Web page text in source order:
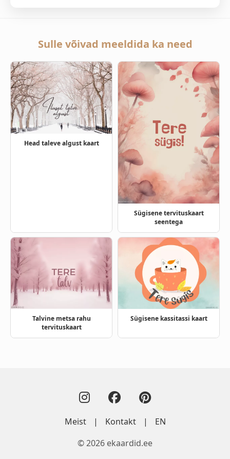
Sulle võivad meeldida ka need
Head taleve algust kaart
Sügisene tervituskaart
seentega
Talvine metsa rahu
tervituskaart
Sügisene kassitassi kaart
Meist | Kontakt |
EN
© 2026 ekaardid.ee